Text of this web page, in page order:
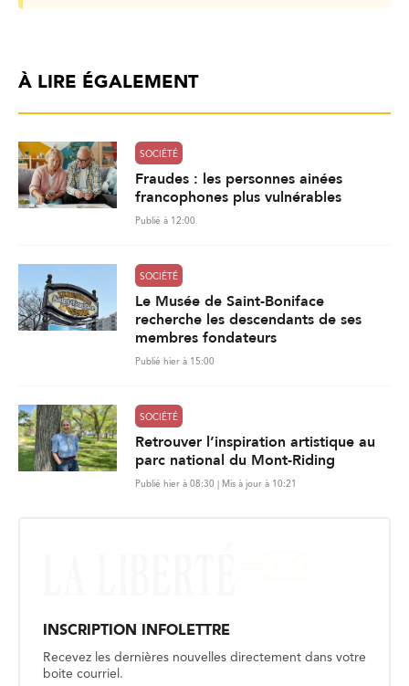
À LIRE ÉGALEMENT
SOCIÉTÉ
Fraudes : les personnes ainées
francophones plus vulnérables
Publié à 12:00
SOCIÉTÉ
Le Musée de Saint-Boniface
recherche les descendants de ses
membres fondateurs
Publié hier à 15:00
SOCIÉTÉ
Retrouver l’inspiration artistique au
parc national du Mont-Riding
Publié hier à 08:30 | Mis à jour à 10:21
INSCRIPTION INFOLETTRE
Recevez les dernières nouvelles directement dans votre
boite courriel.